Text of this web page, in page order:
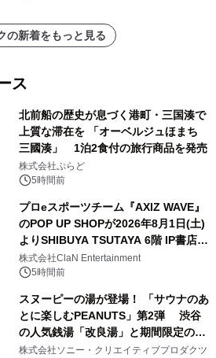
アーティストを フィーチャーしたアニ
メーションを公開～
の新着をもっと見る
ス
北前船の歴史が息づく港町・三国湊で
上質な滞在を 「オーベルジュほまち
三國湊」 1泊2食付の旅行商品を発売
株式会社ぷらど
5時間前
プロeスポーツチーム『AXIZ WAVE』
のPOP UP SHOPが2026年8月1日(土)
よりSHIBUYA TSUTAYA 6階 IP書店で
開催決定！！
株式会社ClaN Entertainment
5時間前
スヌーピーの湯が登場！ 「サウナのあ
とに楽しむPEANUTS」第2弾 渋谷
の人気銭湯「改良湯」と期間限定のコ
ラボレーション サウナイキタイコラ
株式会社ソニー・クリエイティブプロダクツ